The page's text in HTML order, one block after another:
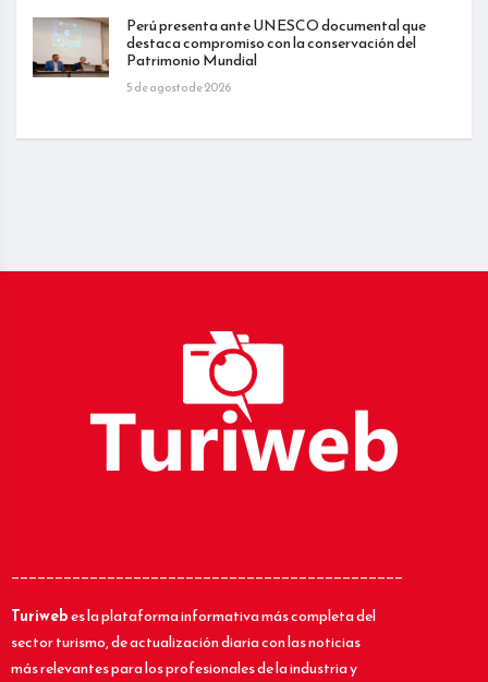
Perú presenta ante UNESCO documental que
destaca compromiso con la conservación del
Patrimonio Mundial
5 de agosto de 2026
_____________________________________________
Turiwebes la plataforma informativa más completa del
sector turismo, de actualización diaria con las noticias
más relevantes para los profesionales de la industria y